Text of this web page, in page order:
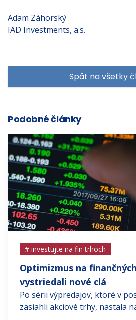
Adam Záhorský
IAD Investments, a.s.
Spät na všetky
Podobné články
# investujte na fin trhoch
Optimizmus na
vystriedali nové clá
Po sérii výpredajov, ktoré v
zasiahli akciové trhy, nastala